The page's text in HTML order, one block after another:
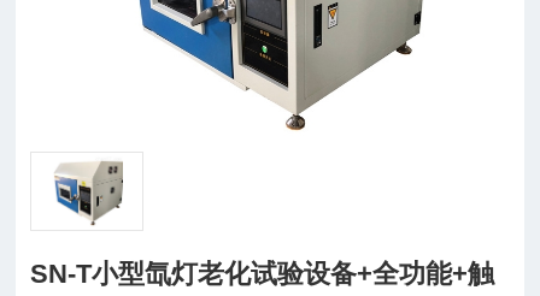
SN-T小型氙灯老化试验设备+全功能+触